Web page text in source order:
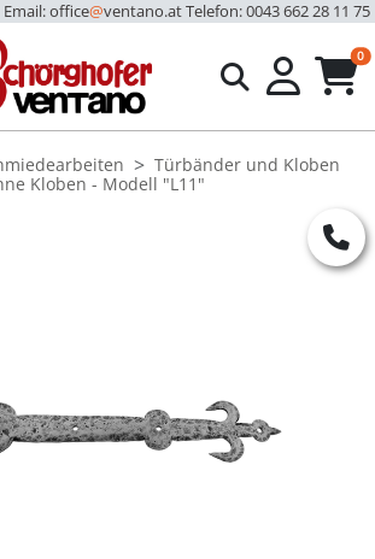
Email: office@ventano.atTelefon: 0043 662 28 11 75
0
Türbänder und Kloben
Kloben - Modell "L11"